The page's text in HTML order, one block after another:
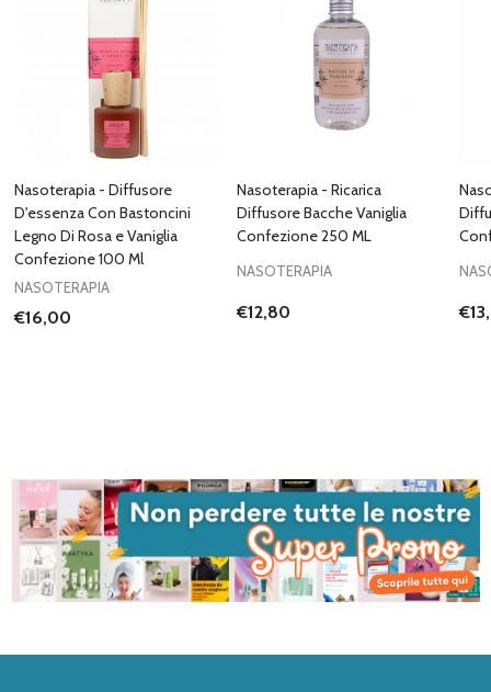
Nasoterapia - Diffusore
D'essenza Con Bastoncini
Legno Di Rosa e Vaniglia
Confezione 100 Ml
NASOTERAPIA
€16,00
Nasoterapia - Ricarica
Diffusore Bacche Vaniglia
Confezione 250 ML
NASOTERAPIA
€12,80